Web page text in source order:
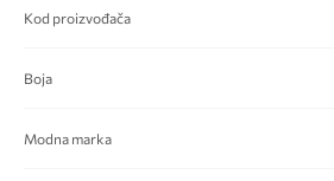
Kod proizvođača
Boja
Modna marka